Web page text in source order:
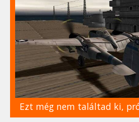
Ezt még nem találtad ki,